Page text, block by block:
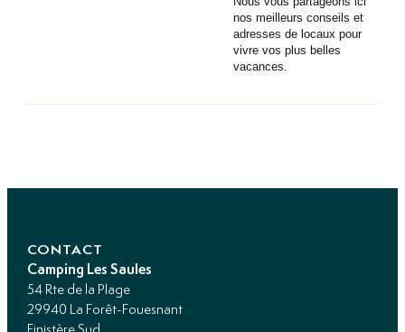
nos meilleurs conseils et
adresses de locaux pour
vivre vos plus belles
vacances.
CONTACT
Camping Les Saules
54 Rte de la Plage
29940 La Forêt-Fouesnant